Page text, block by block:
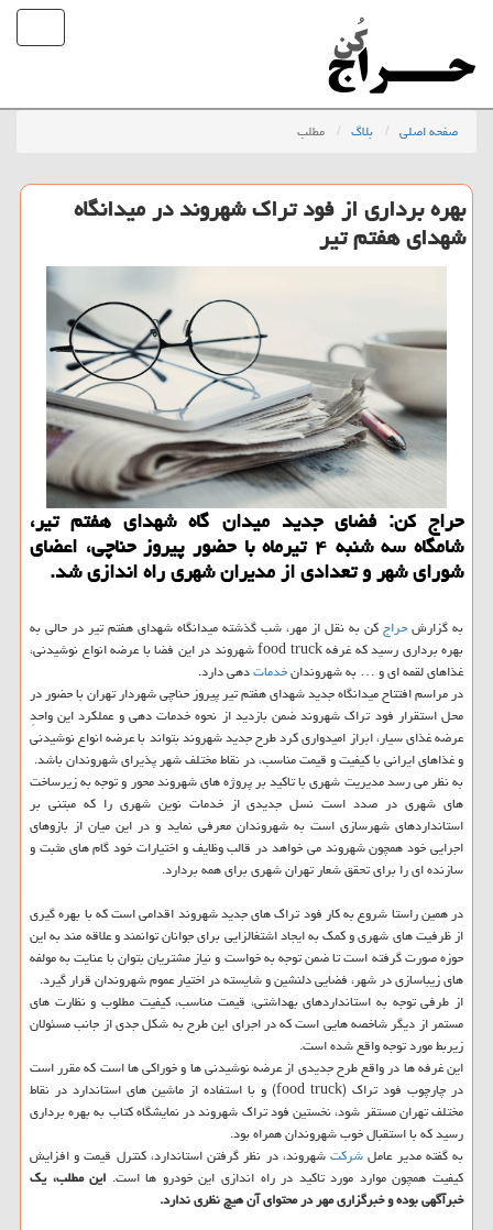
صفحه اصلی بلاگ مطلب
بهره برداری از فود تراك شهروند در میدانگاه
شهدای هفتم تیر
حراج كن: فضای جدید میدان گاه شهدای هفتم تیر،
شامگاه سه شنبه ۴ تیرماه با حضور پیروز حناچی، اعضای
شورای شهر و تعدادی از مدیران شهری راه اندازی شد.
به گزارشحراجكن به نقل از مهر، شب گذشته میدانگاه شهدای هفتم تیر در حالی به
بهره برداری رسید كه غرفه food truck شهروند در این فضا با عرضه انواع نوشیدنی،
غذاهای لقمه ای و … به شهروندانخدماتدهی دارد.
در مراسم افتتاح میدانگاه جدید شهدای هفتم تیر پیروز حناچی شهردار تهران با حضور در
محل استقرار فود تراك شهروند ضمن بازدید از نحوه خدمات دهی و عملكرد این واحدِ
عرضه غذای سیار، ابراز امیدواری كرد طرح جدید شهروند بتواند با عرضه انواع نوشیدنی
و غذاهای ایرانی با كیفیت و قیمت مناسب، در نقاط مختلف شهر پذیرای شهروندان باشد.
به نظر می رسد مدیریت شهری با تاكید بر پروژه های شهروند محور و توجه به زیرساخت
های شهری در صدد است نسل جدیدی از خدمات نوین شهری را كه مبتنی بر
استانداردهای شهرسازی است به شهروندان معرفی نماید و در این میان از بازوهای
اجرایی خود همچون شهروند می خواهد در قالب وظایف و اختیارات خود گام های مثبت و
سازنده ای را برای تحقق شعار تهران شهری برای همه بردارد.
در همین راستا شروع به كار فود تراك های جدید شهروند اقدامی است كه با بهره گیری
از ظرفیت های شهری و كمك به ایجاد اشتغالزایی برای جوانان توانمند و علاقه مند به این
حوزه صورت گرفته است تا ضمن توجه به خواست و نیاز مشتریان بتوان با عنایت به مولفه
های زیباسازی در شهر، فضایی دلنشین و شایسته در اختیار عموم شهروندان قرار گیرد.
از طرفی توجه به استانداردهای بهداشتی، قیمت مناسب، كیفیت مطلوب و نظارت های
مستمر از دیگر شاخصه هایی است كه در اجرای این طرح به شكل جدی از جانب مسئولان
زیربط مورد توجه واقع شده است.
این غرفه ها در واقع طرح جدیدی از عرضه نوشیدنی ها و خوراكی ها است كه مقرر است
در چارچوب فود تراك (food truck) و با استفاده از ماشین های استاندارد در نقاط
مختلف تهران مستقر شود، نخستین فود تراك شهروند در نمایشگاه كتاب به بهره برداری
رسید كه با استقبال خوب شهروندان همراه بود.
به گفته مدیر عاملشركتشهروند، در نظر گرفتن استاندارد، كنترل قیمت و افزایش
كیفیت همچون موارد مورد تاكید در راه اندازی این خودرو ها است. این مطلب، یك
خبرآگهی بوده و خبرگزاری مهر در محتوای آن هیچ نظری ندارد.